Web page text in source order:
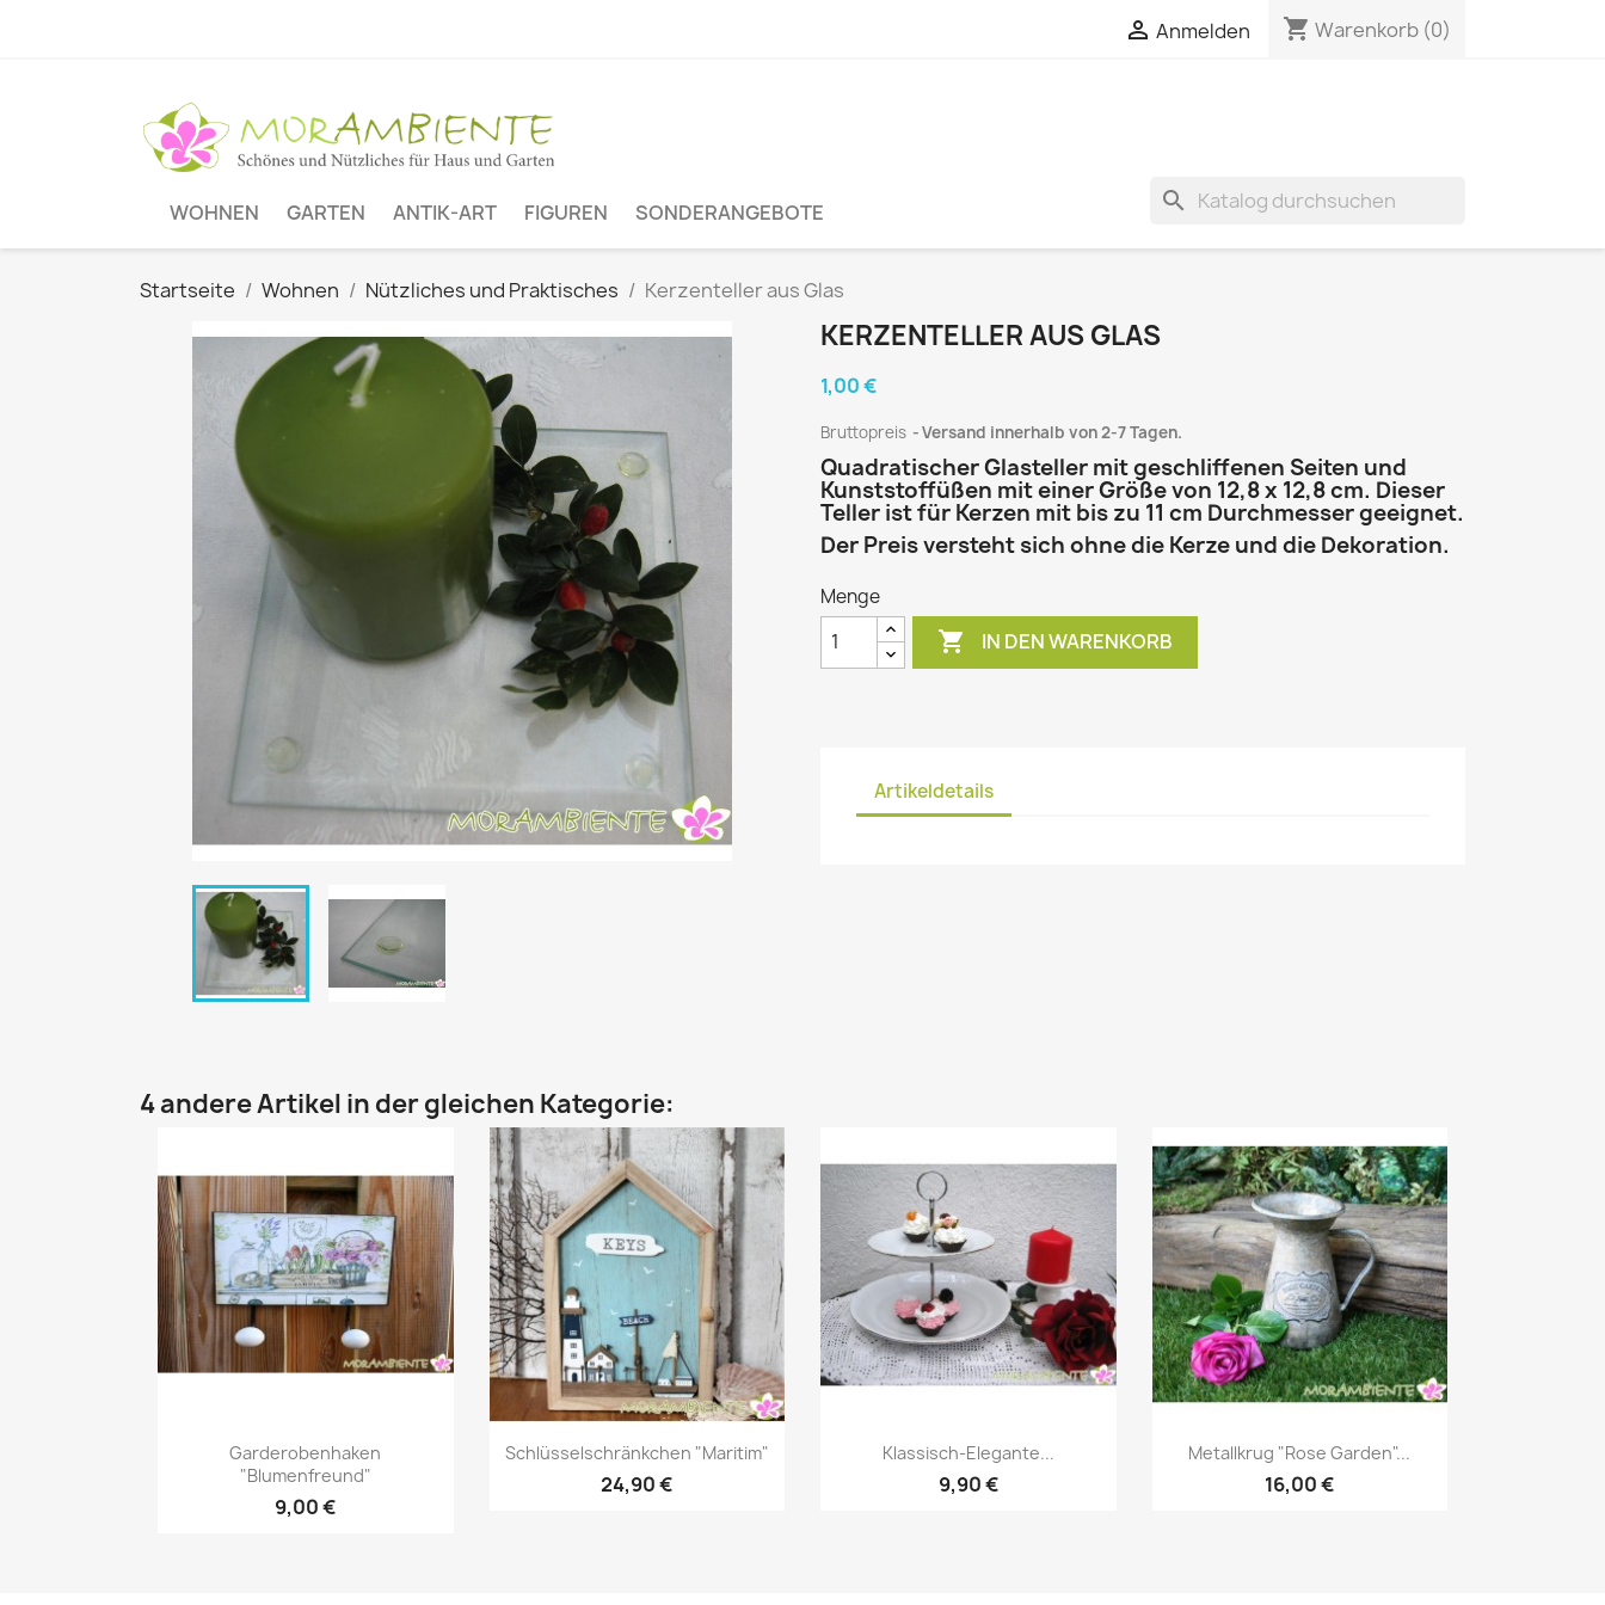
 Anmelden shopping_cart Warenkorb (0)
WOHNEN GARTEN ANTIK-ART FIGUREN SONDERANGEBOTE search
Startseite Wohnen Nützliches und Praktisches Kerzenteller aus Glas
KERZENTELLER AUS GLAS
1,00 €
Bruttopreis Versand innerhalb von 2-7 Tagen.
Quadratischer Glasteller mit geschliffenen Seiten und
Kunststoffüßen mit einer Größe von 12,8 x 12,8 cm. Dieser
Teller ist für Kerzen mit bis zu 11 cm Durchmesser geeignet.
Der Preis versteht sich ohne die Kerze und die Dekoration.
Menge
 IN DEN WARENKORB
Artikeldetails
4 andere Artikel in der gleichen Kategorie:
Vorschau
Garderobenhaken
"Blumenfreund"
9,00 €
Vorschau
Schlüsselschränkchen "Maritim"
24,90 €
Vorschau
Klassisch-Elegante...
9,90 €
Vorschau
Metallkrug "Rose Garden"...
16,00 €